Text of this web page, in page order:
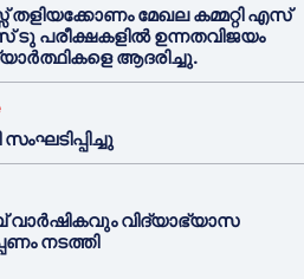
മേഖല കമ്മറ്റി എസ്
പരീക്ഷകളിൽ ഉന്നതവിജയം
ആദരിച്ചു.
വാർഷികവും വിദ്യാഭ്യാസ
നടത്തി